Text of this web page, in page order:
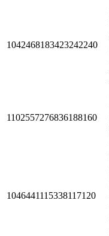
1042468183423242240
1102557276836188160
1046441115338117120